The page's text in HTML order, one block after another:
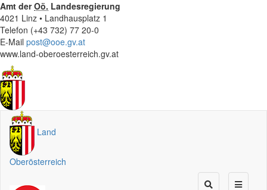
Amt derOö. Landesregierung
4021 Linz • Landhausplatz 1
Telefon (+43 732) 77 20-0
E-Mail post@ooe.gv.at
www.land-oberoesterreich.gv.at
Land
Oberösterreich